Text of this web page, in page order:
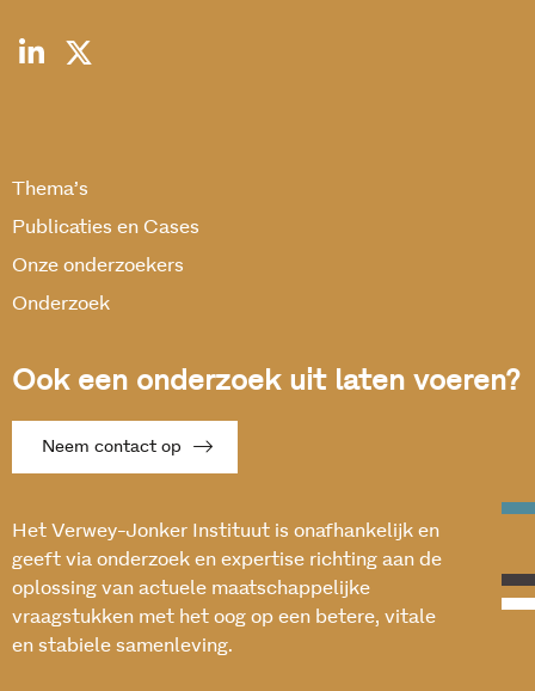
Thema’s
Publicaties en Cases
Onze onderzoekers
Onderzoek
Ook een onderzoek uit laten voeren?
Neem contact op
Het Verwey-Jonker Instituut is onafhankelijk en
geeft via onderzoek en expertise richting aan de
oplossing van actuele maatschappelijke
vraagstukken met het oog op een betere, vitale
en stabiele samenleving.